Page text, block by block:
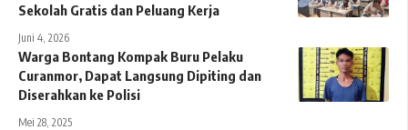
Sekolah Gratis dan Peluang Kerja
Juni 4, 2026
Warga Bontang Kompak Buru Pelaku
Curanmor, Dapat Langsung Dipiting dan
Diserahkan ke Polisi
Mei 28, 2025